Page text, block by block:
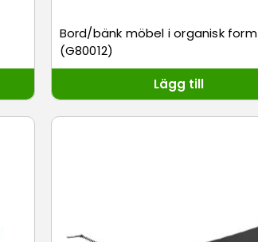
Bord/bänk möbel i organisk form
(G80012)
Lägg till